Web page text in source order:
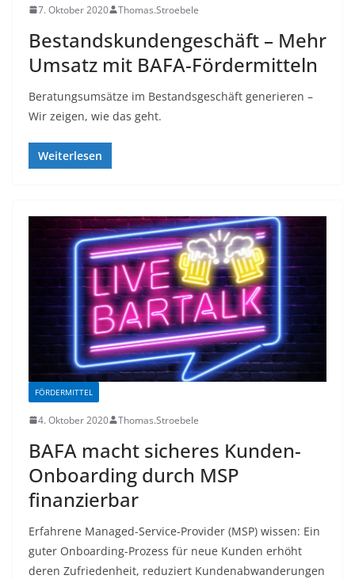
7. Oktober 2020 Thomas.Stroebele
Bestandskundengeschäft – Mehr
Umsatz mit BAFA-Fördermitteln
Beratungsumsätze im Bestandsgeschäft generieren –
Wir zeigen, wie das geht.
Weiterlesen
FÖRDERMITTEL
4. Oktober 2020 Thomas.Stroebele
BAFA macht sicheres Kunden-
Onboarding durch MSP
finanzierbar
Erfahrene Managed-Service-Provider (MSP) wissen: Ein
guter Onboarding-Prozess für neue Kunden erhöht
deren Zufriedenheit, reduziert Kundenabwanderungen